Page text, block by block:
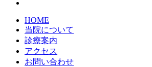
HOME
当院について
診療案内
アクセス
お問い合わせ